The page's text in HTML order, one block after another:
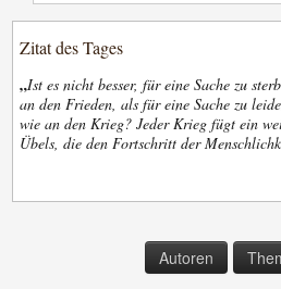
Zitat des Tages
„Ist es nicht besser, für eine Sache zu
an den Frieden, als für eine Sache zu
wie an den Krieg? Jeder Krieg fügt ein
Übels, die den Fortschritt der
Autoren